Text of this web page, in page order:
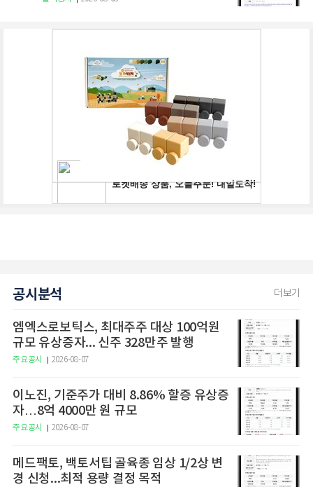
공시분석 더보기
엠엑스로보틱스, 최대주주 대상 100억원
규모 유상증자... 신주 328만주 발행
주요공시 2026-08-07
이노진, 기준주가 대비 8.86% 할증 유상증
자…8억 4000만 원 규모
주요공시 2026-08-07
메드팩토, 백토서팁 골육종 임상 1/2상 변
경 신청...최적 용량 결정 목적